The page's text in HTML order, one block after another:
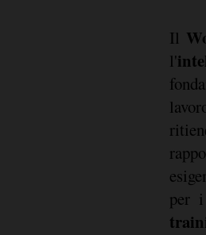
Il
l'
per